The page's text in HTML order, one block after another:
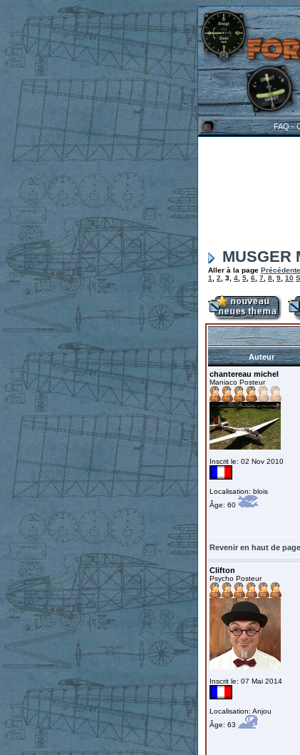
FAQ-
MUSGER
Aller à la page Précédente
1
2 3 4 5 6 7 8 9 10
Auteur
chantereau michel
Maniaco Posteur
Inscrit le: 02 Nov 2010
Localisation: blois
Âge: 60
Revenir en haut de page
Clifton
Psycho Posteur
Inscrit le: 07 Mai 2014
Localisation: Anjou
Âge: 63